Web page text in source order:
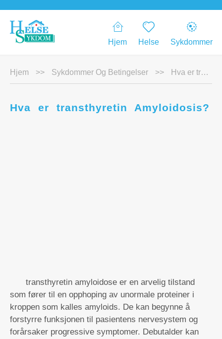
Hjem Helse Sykdommer
Hjem >> Sykdommer Og Betingelser >> Hva er transthyretin Amyloidosis?
Hva er transthyretin Amyloidosis?
transthyretin amyloidose er en arvelig tilstand
som fører til en opphoping av unormale proteiner i
kroppen som kalles amyloids. De kan begynne å
forstyrre funksjonen til pasientens nervesystem og
forårsaker progressive symptomer. Debutalder kan